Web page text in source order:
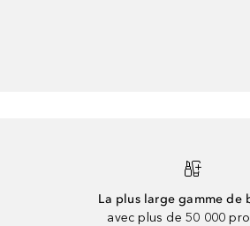
La plus large gamme de
avec plus de 50 000